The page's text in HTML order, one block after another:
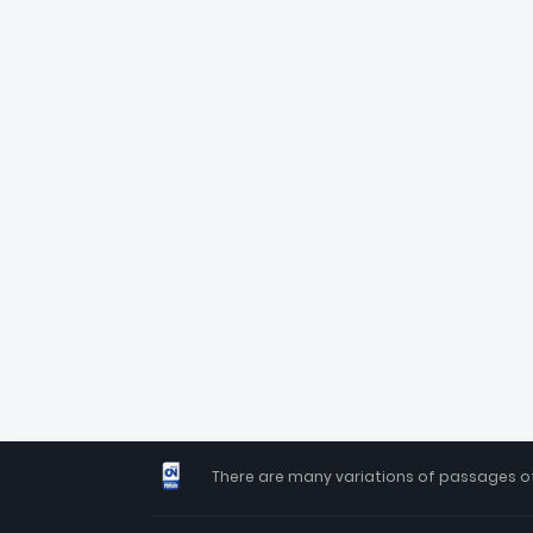
There are many variations of passages